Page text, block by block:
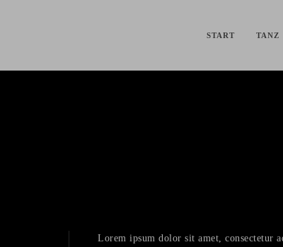
START TANZ
Lorem ipsum dolor sit amet, consectetur